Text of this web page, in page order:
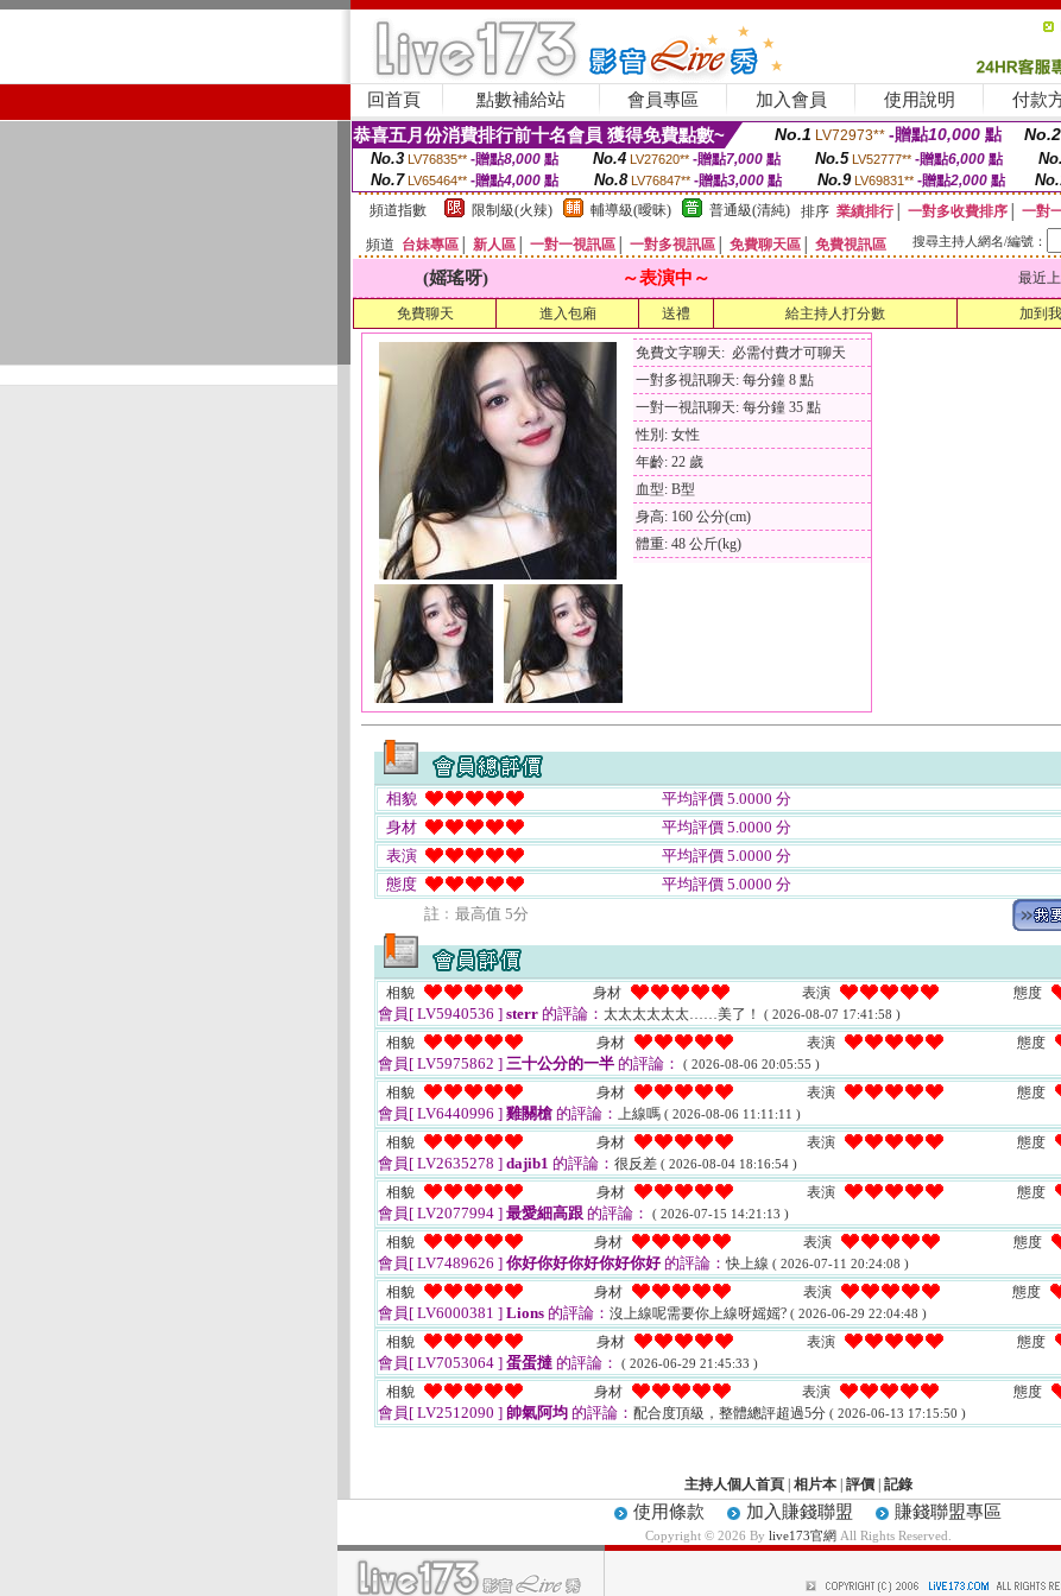
回首頁 點數補給站 會員專區 加入會員 使用說明 付款
恭喜五月份消費排行前十名會員 獲得免費點數~ No.1 LV72973** -贈點10,000 點 No.2
No.3 LV76835** -贈點8,000點 No.4 LV27620** -贈點7,000點 No.5 LV52777** -贈點6,000點
No.7 LV65464** -贈點4,000 點 No.8 LV76847** -贈點3,000 點 No.9 LV69831** -贈點2,000點
頻道指數
限制級(火辣) 輔導級(曖昧) 普通級(清純) 排序 業績排行│ 一對多收費排序
一對
頻道 台妹專區 新人區 一對一視訊區 一對多視訊區 免費聊天區 免費視訊區 搜尋主持人網名/編號：
(媱瑤呀) ～表演中～ 最近
免費聊天 進入包廂 送禮 給主持人打分數 加到
免費文字聊天: 必需付費才可聊天
一對多視訊聊天: 每分鐘 8 點
一對一視訊聊天: 每分鐘 35 點
性別: 女性
年齡: 22 歲
血型: B型
身高: 160 公分(cm)
體重: 48 公斤(kg)
相貌
平均評價 5.0000 分
身材
平均評價 5.0000 分
表演
平均評價 5.0000 分
態度
平均評價 5.0000 分
註﹕最高值 5分
相貌 身材 表演 態度
會員[ LV5940536 ] sterr 的評論： 太太太太太太……美了！ ( 2026-08-07 17:41:58 )
相貌 身材 表演 態度
會員[ LV5975862 ] 三十公分的一半 的評論： ( 2026-08-06 20:05:55 )
相貌 身材 表演 態度
會員[ LV6440996 ] 雞關槍 的評論： 上線嗎 ( 2026-08-06 11:11:11 )
相貌 身材 表演 態度
會員[ LV2635278 ] dajib1 的評論： 很反差 ( 2026-08-04 18:16:54 )
相貌 身材 表演 態度
會員[ LV2077994 ] 最愛細高跟 的評論： ( 2026-07-15 14:21:13 )
相貌 身材 表演 態度
會員[ LV7489626 ] 你好你好你好你好你好的評論：快上線 ( 2026-07-11 20:24:08 )
相貌 身材 表演 態度
會員[ LV6000381 ] Lions 的評論： 沒上線呢需要你上線呀媱媱? ( 2026-06-29 22:04:48 )
相貌 身材 表演 態度
會員[ LV7053064 ] 蛋蛋撻 的評論： ( 2026-06-29 21:45:33 )
相貌 身材 表演 態度
會員[ LV2512090 ] 帥氣阿均 的評論： 配合度頂級，整體總評超過5分 ( 2026-06-13 17:15:50 )
主持人個人首頁 相片本 評價 記錄
使用條款 加入賺錢聯盟 賺錢聯盟專區
Copyright © 2026 By live173官網 All Rights Reserved.